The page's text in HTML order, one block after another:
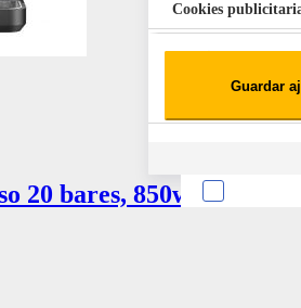
20 bares, 850w,
Cookies
Guardar